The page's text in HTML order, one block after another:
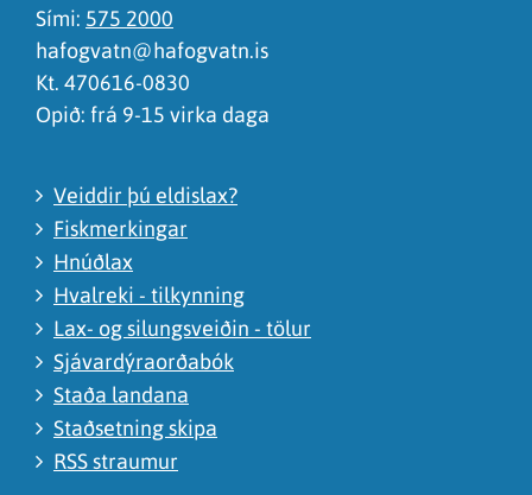
Sími: 575 2000
hafogvatn@hafogvatn.is
Kt. 470616-0830
Opið: frá 9-15 virka daga
Veiddir þú eldislax?
Fiskmerkingar
Hnúðlax
Hvalreki - tilkynning
Lax- og silungsveiðin - tölur
Sjávardýraorðabók
Staða landana
Staðsetning skipa
RSS straumur